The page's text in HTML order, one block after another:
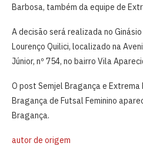
Barbosa, também da equipe de
A decisão será realizada no
Lourenço Quilici, localizado na
Júnior, nº 754, no bairro Vila
O post Semjel Bragança e
Bragança de Futsal Feminino
Bragança.
autor de origem